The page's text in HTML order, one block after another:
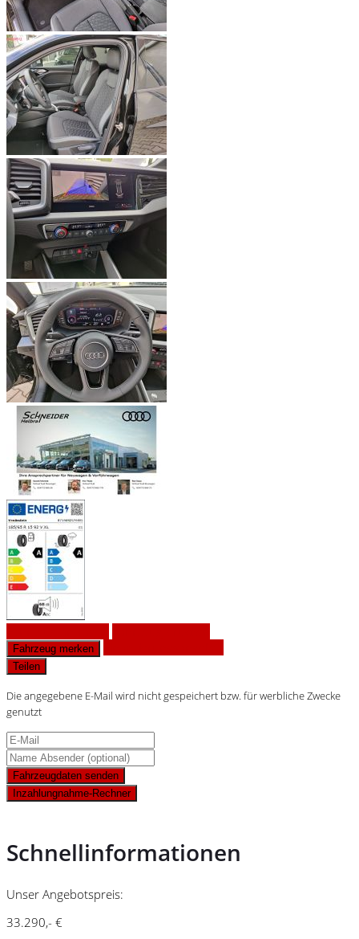
Fahrzeug merken
Teilen
Die angegebene E-Mail wird nicht gespeichert bzw. für werbliche Zwecke
genutzt
Fahrzeugdaten senden
Inzahlungnahme-Rechner
Schnellinformationen
Unser Angebotspreis:
33.290,- €